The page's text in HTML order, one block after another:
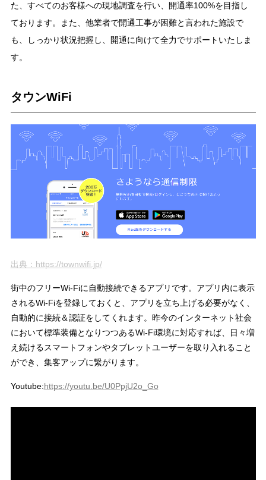
た、すべてのお客様への現地調査を行い、開通率100%を目指し
ております。また、他業者で開通工事が困難と言われた施設で
も、しっかり状況把握し、開通に向けて全力でサポートいたしま
す。
タウンWiFi
出典：https://townwifi.jp/
街中のフリーWi-Fiに自動接続できるアプリです。アプリ内に表示
されるWi-Fiを登録しておくと、アプリを立ち上げる必要がなく、
自動的に接続＆認証をしてくれます。昨今のインターネット社会
において標準装備となりつつあるWi-Fi環境に対応すれば、日々増
え続けるスマートフォンやタブレットユーザーを取り入れること
ができ、集客アップに繋がります。
Youtube:https://youtu.be/U0PpjU2o_Go